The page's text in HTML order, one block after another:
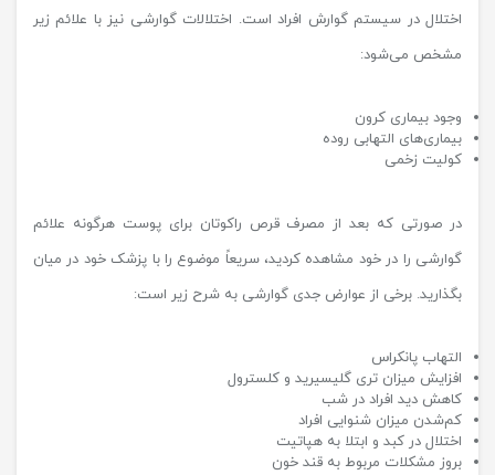
اختلال در سیستم گوارش افراد است. اختلالات گوارشی نیز با علائم زیر
مشخص می‌شود:
وجود بیماری کرون
بیماری‌های التهابی روده
کولیت زخمی
در صورتی که بعد از مصرف قرص راکوتان برای پوست هرگونه علائم
گوارشی را در خود مشاهده کردید، سریعاً موضوع را با پزشک خود در میان
بگذارید. برخی از عوارض جدی گوارشی به شرح زیر است:
التهاب پانکراس
افزایش میزان تری گلیسیرید و کلسترول
کاهش دید افراد در شب
کم‌شدن میزان شنوایی افراد
اختلال در کبد و ابتلا به هپاتیت
بروز مشکلات مربوط به قند خون